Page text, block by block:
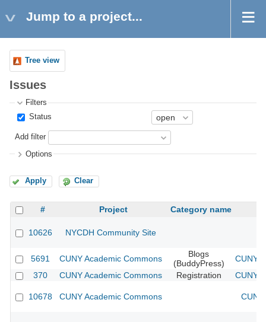
Jump to a project...
Tree view
Issues
Filters
Status
Add filter
Options
Apply Clear
# Project Category name
10626 NYCDH Community Site
5691 CUNY Academic Commons
Blogs
(BuddyPress)
CUNY
370
CUNY Academic Commons Registration CUNY
10678 CUNY Academic Commons